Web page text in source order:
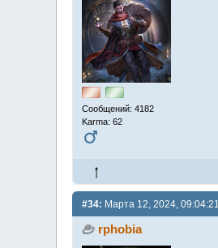
Сообщений: 4182
Karma: 62
#34: Марта 12, 2024, 09:04:21
rphobia